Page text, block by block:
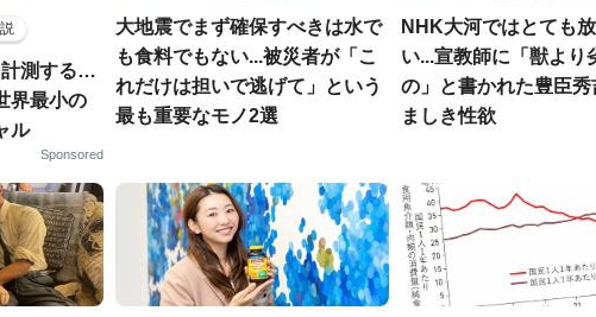
計測する…
界最小の
ル
Sponsored
大地震でまず確保すべきは水で
も食料でもない...被災者が「こ
れだけは担いで逃げて」という
最も重要なモノ2選
NHK大河ではとても
い...宣教師に「獣より
の」と書かれた豊臣秀
ましき性欲